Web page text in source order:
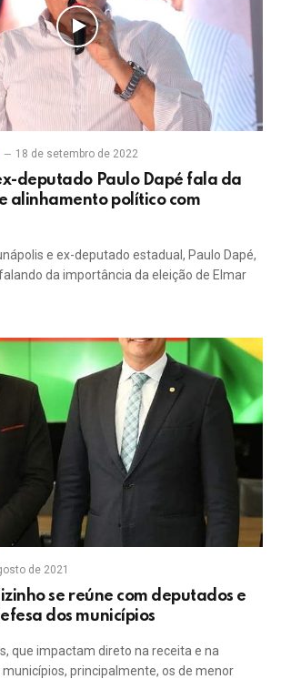
18 de setembro de 2022
deputado Paulo Dapé fala da
alinhamento político com
e ex-deputado estadual, Paulo Dapé,
da importância da eleição de Elmar
de 2021
se reúne com deputados e
dos municípios
que impactam direto na receita e na
principalmente, os de menor